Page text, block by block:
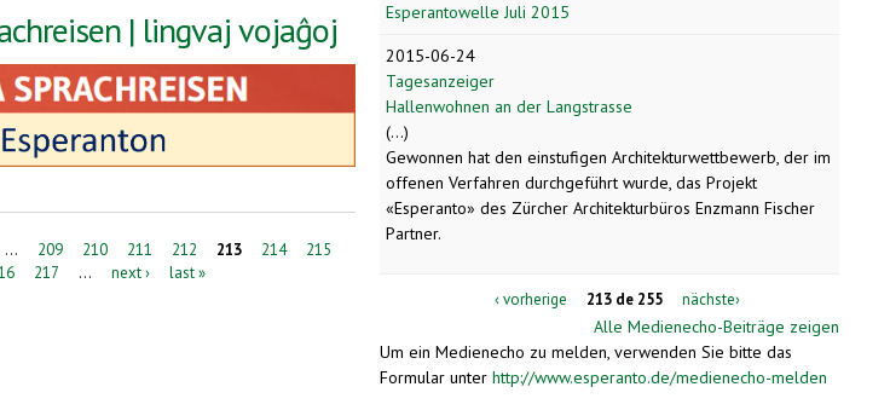
| lingvaj vojaĝoj
… 209 210 211 212 213 214
215
217 … next › last »
Esperantowelle Juli 2015
2015-06-24
Tagesanzeiger
Hallenwohnen an der Langstrasse
(...)
Gewonnen hat den einstufigen Architekturwettbewerb, der im
offenen Verfahren durchgeführt wurde, das Projekt
«Esperanto» des Zürcher Architekturbüros Enzmann Fischer
Partner.
‹ vorherige 213 de 255 nächste›
Alle Medienecho-Beiträge zeigen
Um ein Medienecho zu melden, verwenden Sie bitte das
Formular unter http://www.esperanto.de/medienecho-melden